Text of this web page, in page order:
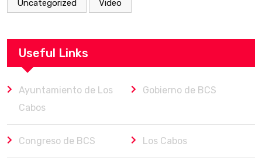
Uncategorized Video
Useful Links
Ayuntamiento de Los
Cabos
Gobierno de BCS
Congreso de BCS Los Cabos